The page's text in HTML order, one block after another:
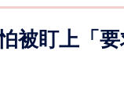
被盯上「要